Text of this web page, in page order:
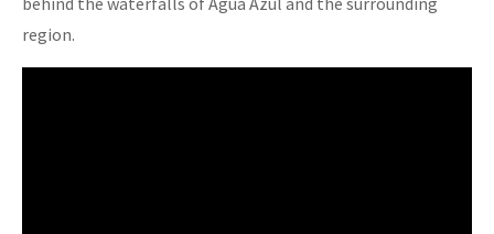
region.